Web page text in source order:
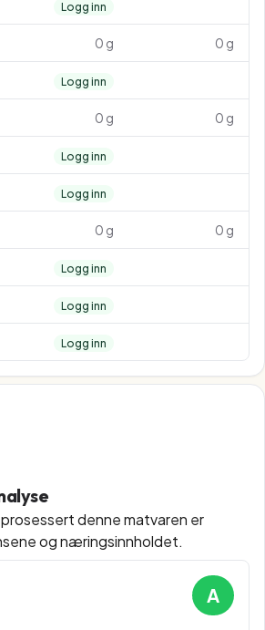
Logg inn
0 g 0 g
Logg inn
0 g 0 g
Logg inn
Logg inn
0 g 0 g
Logg inn
Logg inn
Logg inn
prosessert denne matvaren er
og næringsinnholdet.
A